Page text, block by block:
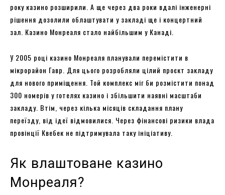
року казино розширили. А ще через два роки вдалі інженерні
рішення дозолили облаштувати у закладі ще і концертний
зал. Казино Монреаля стало найбільшим у Канаді.
У 2005 році казино Монреаля планували перемістити в
мікрорайон Гавр. Для цього розробляли цілий проєкт закладу
для нового приміщення. Той комплекс міг би розмістити понад
300 номерів у готелях казино і збільшити наявні масштаби
закладу. Втім, через кілька місяців складання плану
переїзду, від ідеї відмовилися. Через фінансові ризики влада
провінції Квебек не підтримувала таку ініціативу.
Як влаштоване казино
Монреаля?